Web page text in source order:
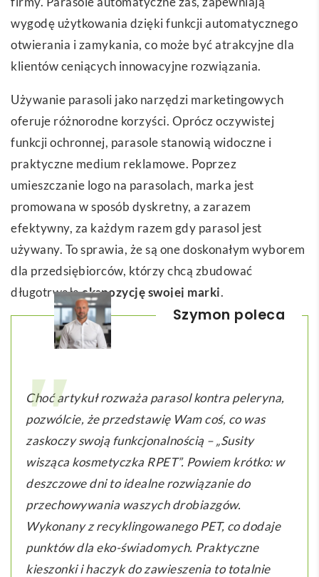
wygodę użytkowania dzięki funkcji automatycznego
otwierania i zamykania, co może być atrakcyjne dla
klientów ceniących innowacyjne rozwiązania.
Używanie parasoli jako narzędzi marketingowych
oferuje różnorodne korzyści. Oprócz oczywistej
funkcji ochronnej, parasole stanowią widoczne i
praktyczne medium reklamowe. Poprzez
umieszczanie logo na parasolach, marka jest
promowana w sposób dyskretny, a zarazem
efektywny, za każdym razem gdy parasol jest
używany. To sprawia, że są one doskonałym wyborem
dla przedsiębiorców, którzy chcą zbudować
długotrwałąekspozycję swojej marki.
Szymon poleca
Choć artykuł rozważa parasol kontra peleryna,
pozwólcie, że przedstawię Wam coś, co was
zaskoczy swoją funkcjonalnością – „Susity
wisząca kosmetyczka RPET”. Powiem krótko: w
deszczowe dni to idealne rozwiązanie do
przechowywania waszych drobiazgów.
Wykonany z recyklingowanego PET, co dodaje
punktów dla eko-świadomych. Praktyczne
kieszonki i haczyk do zawieszenia to totalnie